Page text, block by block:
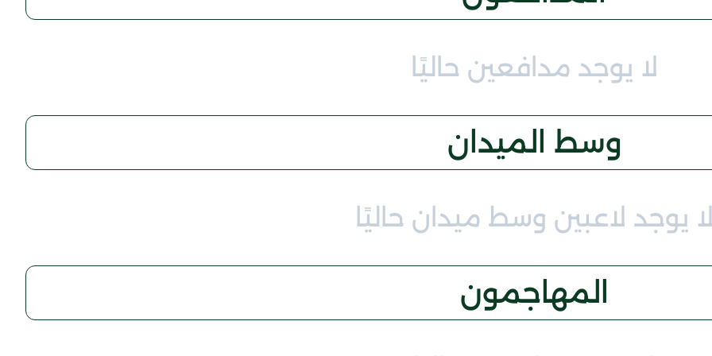
لا يوجد مدافعين حاليًا
وسط الميدان
يوجد لاعبين وسط ميدان حاليًا
المهاجمون